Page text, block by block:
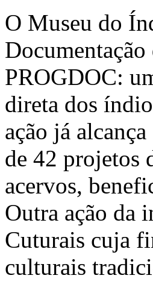
O Museu do
PROGDOC:
direta dos
ação já
de 42 projetos
acervos,
Outra ação da
Cuturais cuja
culturais